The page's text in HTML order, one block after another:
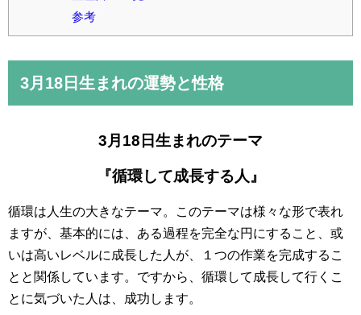
参考
3月18日 生まれの運勢と性格
3月18日生まれのテーマ
『循環して成長する人』
循環は人生の大きなテーマ。このテーマは様々な形で表れ
ますが、基本的には、ある過程を完全な円にすること、或
いは高いレベルに成長した人が、１つの作業を完成するこ
とと関係しています。ですから、循環して成長して行くこ
とに気づいた人は、成功します。